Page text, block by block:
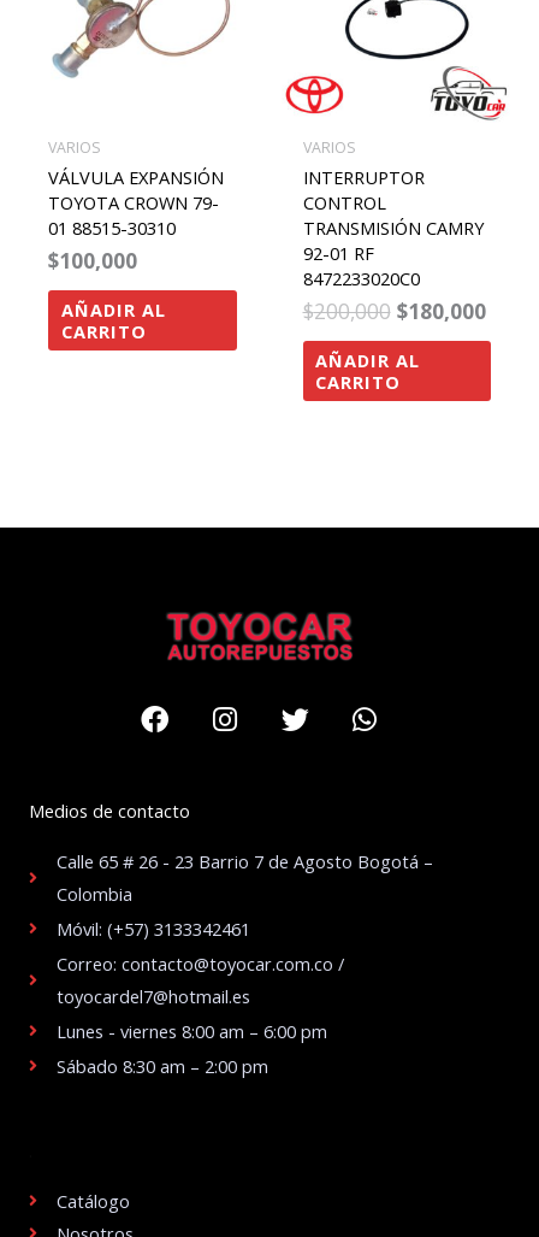
VARIOS
VÁLVULA EXPANSIÓN
TOYOTA CROWN 79-
01 88515-30310
$100,000
AÑADIR AL
CARRITO
VARIOS
INTERRUPTOR
CONTROL
TRANSMISIÓN CAMRY
92-01 RF
8472233020C0
$200,000 $180,000
AÑADIR AL
CARRITO
FacebookInstagram
TwitterWhatsapp
Medios de contacto
Calle 65 # 26 - 23 Barrio 7 de Agosto Bogotá –
Colombia
Móvil: (+57) 3133342461
Correo: contacto@toyocar.com.co /
toyocardel7@hotmail.es
Lunes - viernes 8:00 am – 6:00 pm
Sábado 8:30 am – 2:00 pm
Catálogo